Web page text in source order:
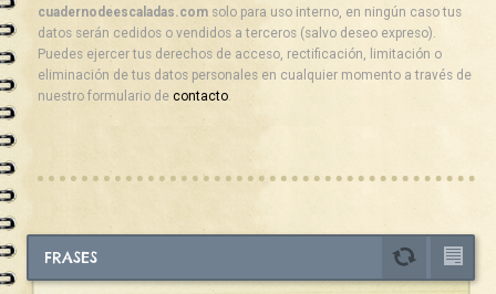
cuadernodeescaladas.com solo para uso interno, en ningún caso tus
datos serán cedidos o vendidos a terceros (salvo deseo expreso).
Puedes ejercer tus derechos de acceso, rectificación, limitación o
eliminación de tus datos personales en cualquier momento a través de
nuestro formulario decontacto.
FRASES